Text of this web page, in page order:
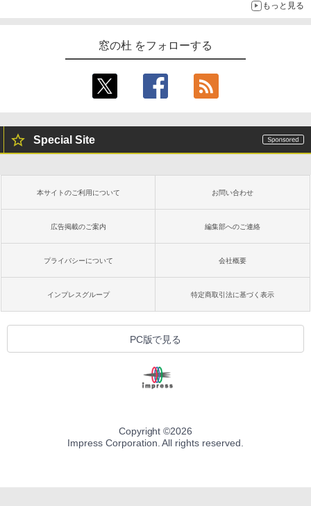
Amazon Kindle - 目に優しい、かさばら
ない、大きな画面で読みやすい、6週間持
書籍リーダー、ブラック、16GB、広告な
Kindle Paperwhite シグニチャーエディ
るさ自動調整、色調調節ライト、12週間
持続バッテリー、広告なし、メタリック
Amazon Kindle Colorsoft | 16GBストレ
ージ、防水、7インチカラーディスプレ
イ、色調調節ライト、最大8週間持続バッ
テリー、広告無し、ブラック (2025年発
売)
￥31,980
New Amazon Kindle Scribe Colorsoft |
11インチカラーディスプレイ、64GBスト
き、グラファイト
￥115,980
もっと見る
窓の杜 をフォローする
Special Site
本サイトのご利用について お問い合わせ
広告掲載のご案内 編集部へのご連絡
プライバシーについて 会社概要
インプレスグループ 特定商取引法に基づく表示
PC版で見る
Copyright ©2026
Impress Corporation. All rights reserved.